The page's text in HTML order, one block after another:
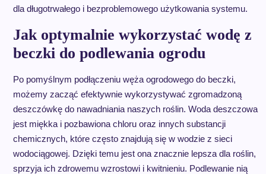
dla długotrwałego i bezproblemowego użytkowania systemu.
Jak optymalnie wykorzystać wodę z
beczki do podlewania ogrodu
Po pomyślnym podłączeniu węża ogrodowego do beczki,
możemy zacząć efektywnie wykorzystywać zgromadzoną
deszczówkę do nawadniania naszych roślin. Woda deszczowa
jest miękka i pozbawiona chloru oraz innych substancji
chemicznych, które często znajdują się w wodzie z sieci
wodociągowej. Dzięki temu jest ona znacznie lepsza dla roślin,
sprzyja ich zdrowemu wzrostowi i kwitnieniu. Podlewanie nią